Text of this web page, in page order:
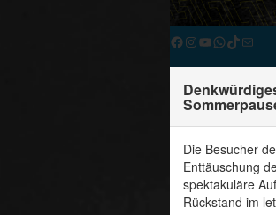
Facebook
Instagram
YouTube
WhatsApp
TikTok
E-Mail
Die Besucher
Enttäuschung
spektakuläre
Rückstand im